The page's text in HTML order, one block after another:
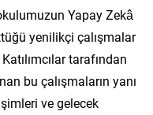
Yapay Zekâ
yenilikçi çalışmalar
tarafından
bu çalışmaların yanı
ve gelecek